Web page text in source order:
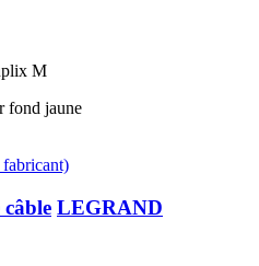
fond jaune
câble LEGRAND